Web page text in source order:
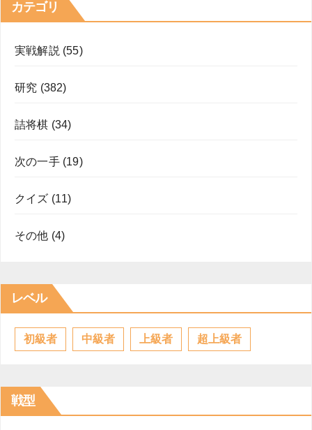
カテゴリ
実戦解説 (55)
研究 (382)
詰将棋 (34)
次の一手(19)
クイズ (11)
その他 (4)
レベル
初級者 中級者 上級者 超上級者
戦型